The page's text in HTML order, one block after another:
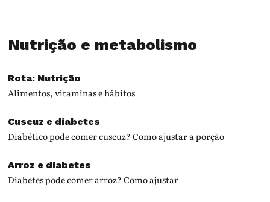
Nutrição e metabolismo
Rota: Nutrição
Alimentos, vitaminas e hábitos
Cuscuz e diabetes
Diabético pode comer cuscuz? Como ajustar a porção
Arroz e diabetes
Diabetes pode comer arroz? Como ajustar